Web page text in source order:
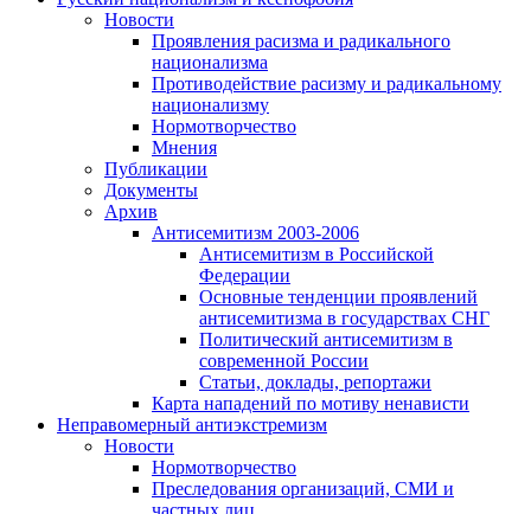
Новости
Проявления расизма и радикального
национализма
Противодействие расизму и радикальному
национализму
Нормотворчество
Мнения
Публикации
Документы
Архив
Антисемитизм 2003-2006
Антисемитизм в Российской
Федерации
Основные тенденции проявлений
антисемитизма в государствах СНГ
Политический антисемитизм в
современной России
Статьи, доклады, репортажи
Карта нападений по мотиву ненависти
Неправомерный антиэкстремизм
Новости
Нормотворчество
Преследования организаций, СМИ и
частных лиц